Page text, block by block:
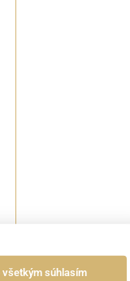
všetkým súhlasím